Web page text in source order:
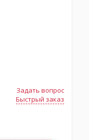
Задать вопрос
Быстрый заказ